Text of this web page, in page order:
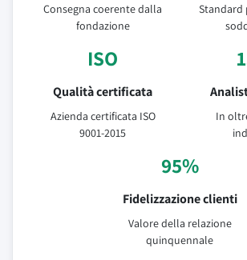
Consegna coerente dalla
fondazione
Standard
ISO
Qualità certificata
Azienda certificata ISO
9001-2015
In
95%
Fidelizzazione clienti
Valore della relazione
quinquennale